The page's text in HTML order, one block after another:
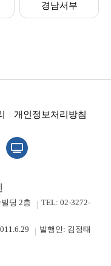
경남서부
개인정보처리방침
딩 2층
TEL: 02-3272-
발행인: 김정태